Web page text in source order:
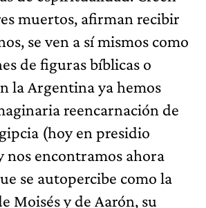
muertos, afirman recibir
se ven a sí mismos como
de figuras bíblicas o
la Argentina ya hemos
reencarnación de
(hoy en presidio
encontramos ahora
se autopercibe como la
Moisés y de Aarón, su